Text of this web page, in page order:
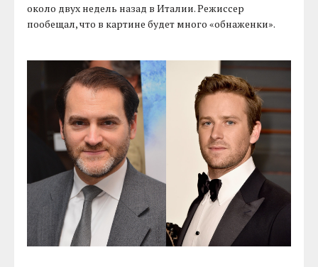
около двух недель назад в Италии. Режиссер
пообещал, что в картине будет много «обнаженки».